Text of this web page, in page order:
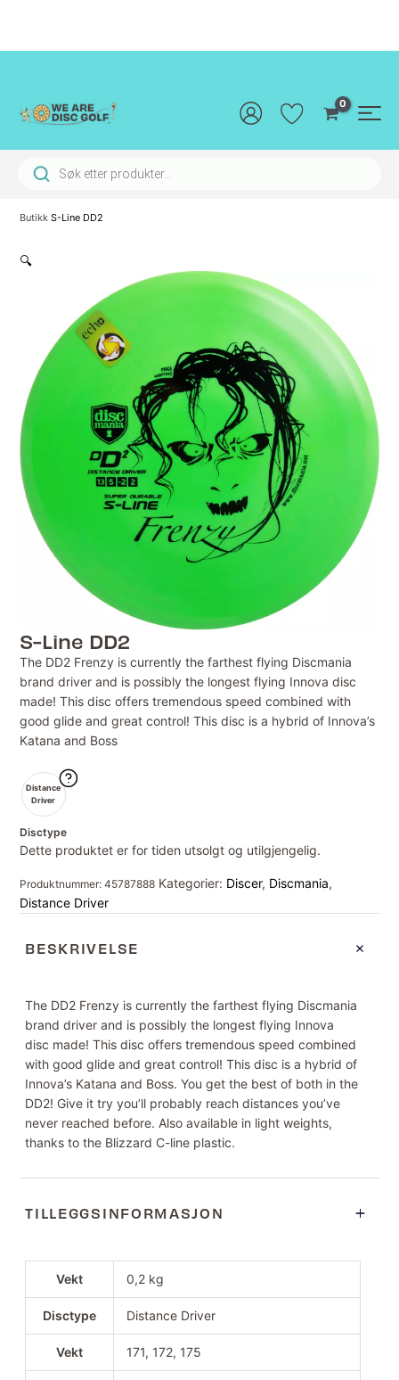
innholdet
Products search
Butikk S-Line DD2
🔍
S-Line DD2
The DD2 Frenzy is currently the farthest flying Discmania
brand driver and is possibly the longest flying Innova disc
made! This disc offers tremendous speed combined with
good glide and great control! This disc is a hybrid of Innova’s
Katana and Boss
Distance
Driver
Disctype
Dette produktet er for tiden utsolgt og utilgjengelig.
Produktnummer:45787888 Kategorier: Discer, Discmania,
Distance Driver
BESKRIVELSE
The DD2 Frenzy is currently the farthest flying Discmania
brand driver and is possibly the longest flying Innova
disc made! This disc offers tremendous speed combined
with good glide and great control! This disc is a hybrid of
Innova’s Katana and Boss. You get the best of both in the
DD2! Give it try you’ll probably reach distances you’ve
never reached before. Also available in light weights,
thanks to the Blizzard C-line plastic.
TILLEGGSINFORMASJON
Vekt 0,2 kg
Disctype Distance Driver
Vekt 171, 172, 175